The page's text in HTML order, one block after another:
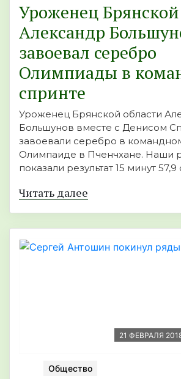
Уроженец
Александр
завоевал серебро
Олимпиады в
спринте
Уроженец Брянской области
Большунов вместе с Денисом
завоевали серебро в
Олимпаиде в Пченчхане. Наши
показали результат 15 минут
Читать далее
21 ФЕВРАЛЯ
Общество